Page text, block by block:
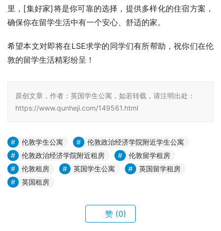
里，[集好家]将是你可靠的选择，提供多样化的住宿方案，
确保你在留学生活中有一个安心、舒适的家。
希望本文对即将在LSE求学的同学们有所帮助，祝你们在伦
敦的留学生活精彩纷呈！
原创文章，作者：英国学生公寓，如若转载，请注明出处：
https://www.qunheji.com/149561.html
伦敦学生公寓
伦敦政治经济学院附近学生公寓
伦敦政治经济学院附近租房
伦敦留学租房
伦敦租房
英国学生公寓
英国留学租房
英国租房
赞 (0)